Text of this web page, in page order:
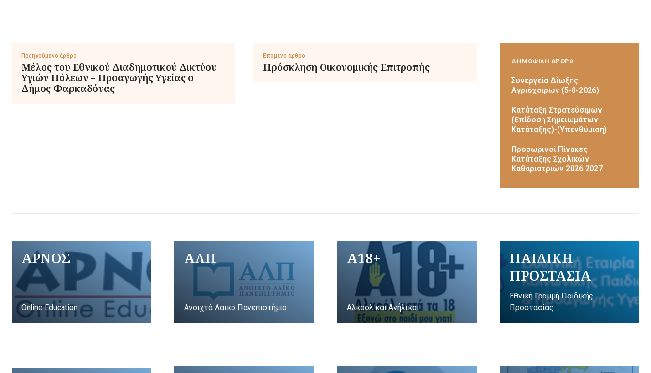
Προηγούμενο άρθρο
Μέλος του Εθνικού Διαδημοτικού Δικτύου
Υγιών Πόλεων – Προαγωγής Υγείας ο
Δήμος Φαρκαδόνας
Επόμενο άρθρο
Πρόσκληση Οικονομικής Επιτροπής ΔΗΜΟΦΙΛΗ ΑΡΘΡΑ
Συνεργεία Δίωξης
Αγριόχοιρων (5-8-2026)
Κατάταξη Στρατεύσιμων
(Επίδοση Σημειωμάτων
Κατάταξης)-(Υπενθύμιση)
Προσωρινοί Πίνακες
Κατάταξης Σχολικών
Καθαριστριών 2026 2027
ΑΡΝΟΣ
Online Education
ΑΛΠ
Ανοιχτό Λαικό Πανεπιστήμιο
A18+
Αλκοόλ και Ανήλικοι
ΠΑΙΔΙΚΗ
ΠΡΟΣΤΑΣΙΑ
Εθνική Γραμμή Παιδικής
Προστασίας